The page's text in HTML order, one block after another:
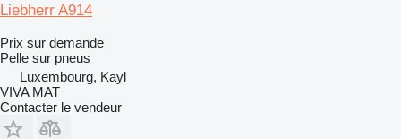
Liebherr A914
Prix sur demande
Pelle sur pneus
Luxembourg, Kayl
VIVA MAT
Contacter le vendeur